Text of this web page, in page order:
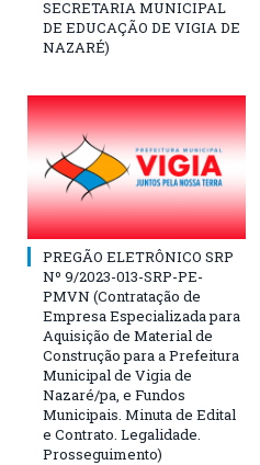
SECRETARIA MUNICIPAL
DE EDUCAÇÃO DE VIGIA DE
NAZARÉ)
PREGÃO ELETRÔNICO SRP
Nº 9/2023-013-SRP-PE-
PMVN (Contratação de
Empresa Especializada para
Aquisição de Material de
Construção para a Prefeitura
Municipal de Vigia de
Nazaré/pa, e Fundos
Municipais. Minuta de Edital
e Contrato. Legalidade.
Prosseguimento)